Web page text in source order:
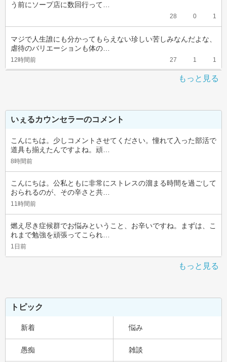
う前にソープ店に数回行って…
28 0 1
マジで人生誰にも分かってもらえない珍しい苦しみなんだよな、
虐待のバリエーションも体の…
12時間前 27 1 1
もっと見る
いぇるカウンセラーのコメント
こんにちは。少しコメントさせてください。憧れて入った部活で
道具も揃えたんですよね。頑…
8時間前
こんにちは。公私ともに非常にストレスの溜まる時間を過ごして
おられるのが、その辛さと共…
11時間前
燃え尽き症候群でお悩みということ、お辛いですね。まずは、こ
れまで勉強を頑張ってこられ…
1日前
もっと見る
トピック
新着 悩み
愚痴 雑談